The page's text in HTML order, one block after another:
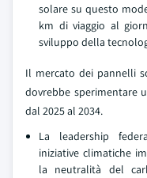
solare su questo
km di viaggio al
sviluppo della
Il mercato dei pannelli
dovrebbe sperimentare
dal 2025 al 2034.
La leadership
iniziative climatiche
la neutralità del